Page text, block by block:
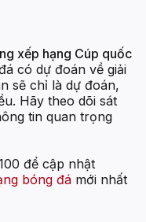
xếp hạng Cúp quốc
có dự đoán về giải
sẽ chỉ là dự đoán,
Hãy theo dõi sát
tin quan trọng
để cập nhật
bóng đá mới nhất